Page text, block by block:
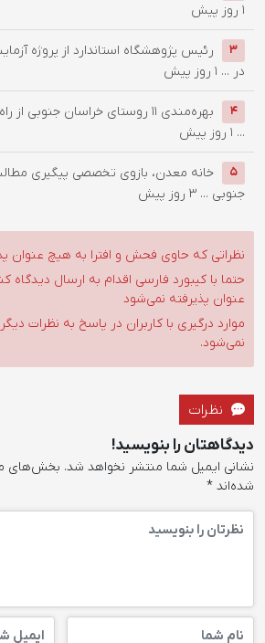
1 روز پیش
3
رئیس پژوهشگاه استاندارد از پروژه
در ... 1 روز پیش
4
بهره‌مندی ۱۱ روستای خراسان
... 1 روز پیش
5
خانه معدن، بازوی تخصصی پیگیری
جنوبی ... 3 روز پیش
نظراتی که حاوی فحش و افترا به هیچ عنوان
حتما با کیبورد فارسی اقدام به ارسال
عنوان پذیرفته نمی‌شود
موارد درگیری با کاربران در پاسخ به نظرات
نمی‌شود.
نظرات
دیدگاهتان را بنویسید!
نشانی ایمیل شما منتشر نخواهد شد. بخش‌های
شده‌اند *